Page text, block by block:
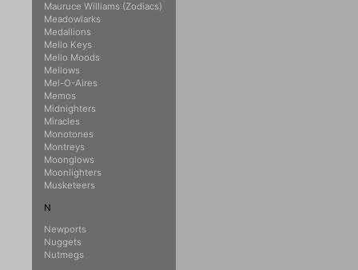
Mauruce Williams (Zodiacs)
Meadowlarks
Medallions
Mello Keys
Mello Moods
Mellows
Mel-O-Aires
Memos
Midnighters
Miracles
Monotones
Montreys
Moonglows
Moonlighters
Musketeers
N
Newports
Nuggets
Nutmegs